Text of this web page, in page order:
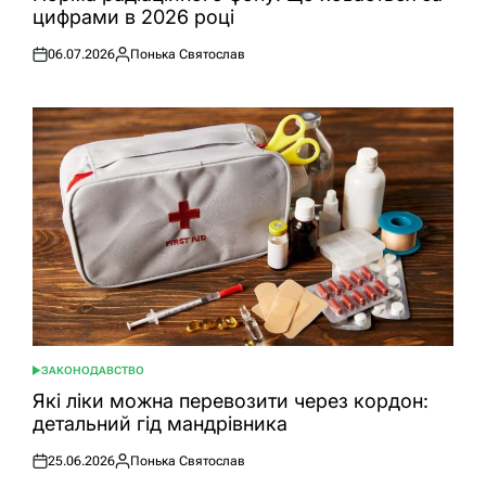
цифрами в 2026 році
Оприлюднено
06.07.2026
Опубліковано
Понька Святослав
ОПУБЛІКУВАТИ
У
ЗАКОНОДАВСТВО
Які ліки можна перевозити через кордон:
детальний гід мандрівника
Оприлюднено
25.06.2026
Опубліковано
Понька Святослав